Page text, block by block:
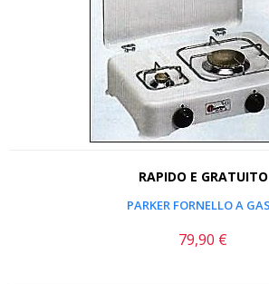
RAPIDO E GRATUITO
PARKER FORNELLO A
Prezzo
79,90 €